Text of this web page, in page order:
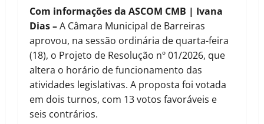
Com informações da ASCOM CMB | Ivana
Dias –A Câmara Municipal de Barreiras
aprovou, na sessão ordinária de quarta-feira
(18), o Projeto de Resolução nº 01/2026, que
altera o horário de funcionamento das
atividades legislativas. A proposta foi votada
em dois turnos, com 13 votos favoráveis e
seis contrários.